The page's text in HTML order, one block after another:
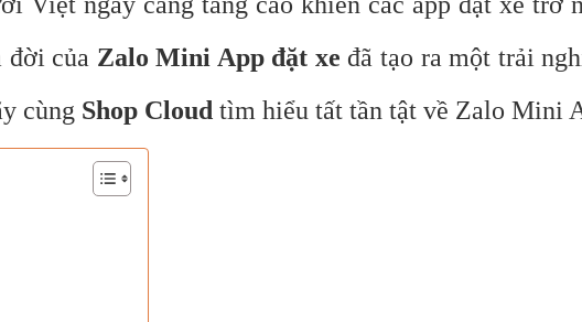
đời của Zalo Mini App đặt xe đã tạo ra một trải
cùng Shop Cloud tìm hiểu tất tần tật về Zalo Mini